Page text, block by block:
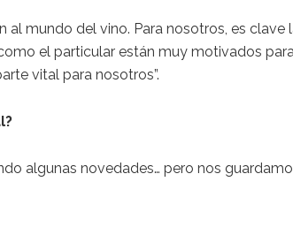
al mundo del vino. Para nosotros, es clave
el particular están muy motivados
vital para nosotros”.
algunas novedades… pero nos